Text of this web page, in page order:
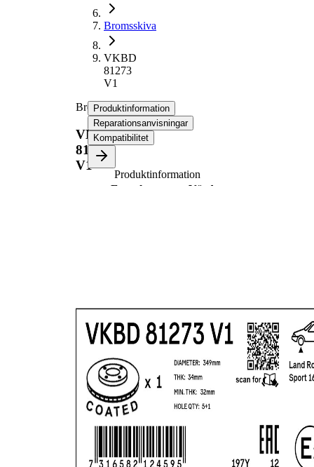
Bromsskiva
VKBD
81273
V1
Bromsskiva
VKBD
81273
V1
Produktinformation
Reparationsanvisningar
Kompatibilitet
Produktinformation
Egenskap
Värde
Antal borrningar
1
Ytterdiameter
349 mm
Hålantal
5
Hålkrets-Ø
120 mm
Yta
belagd